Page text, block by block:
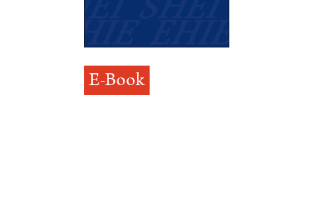
E-Book